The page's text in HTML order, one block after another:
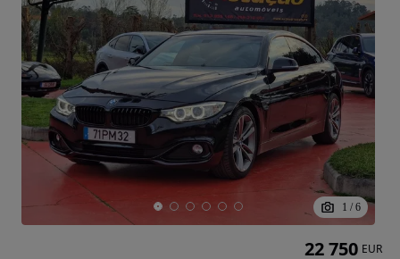
1 / 6
22 750 EUR